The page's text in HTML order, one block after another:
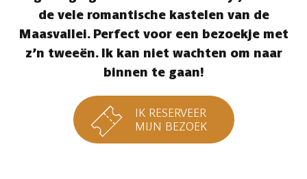
de vele romantische kastelen van de
Maasvallei. Perfect voor een bezoekje met
z’n tweeën. Ik kan niet wachten om naar
binnen te gaan!
IK RESERVEER
MIJN BEZOEK